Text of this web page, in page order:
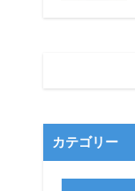
カテゴリー